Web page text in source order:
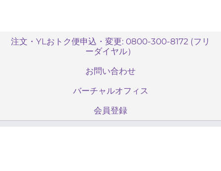
注文・YLおトク便申込・変更: 0800-300-8172 (フリ
ーダイヤル）
お問い合わせ
バーチャルオフィス
会員登録